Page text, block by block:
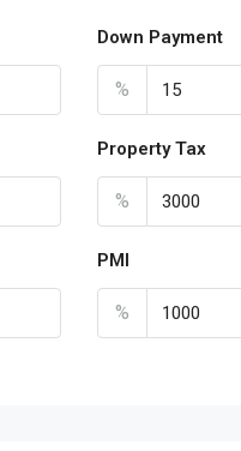
Down Payment
%
Property Tax
%
PMI
%